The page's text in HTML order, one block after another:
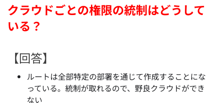
クラウドごとの権限の統制はどうして
いる？
【回答】
ルートは全部特定の部署を通じて作成することにな
っている。統制が取れるので、野良クラウドができ
ない